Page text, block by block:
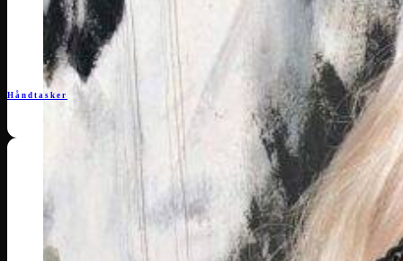
Håndtasker